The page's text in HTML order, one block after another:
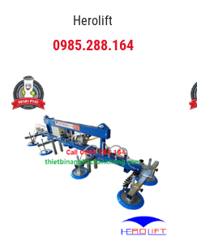
Herolift
0985.288.164